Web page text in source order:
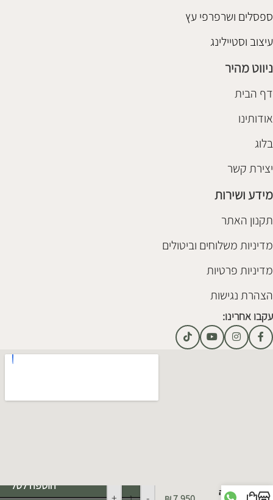
ספסלים ושרפרפי עץ
עיצוב וסטיילינג
ניווט מהיר
דף הבית
אודותינו
בלוג
יצירת קשר
מידע ושירות
תקנון האתר
מדיניות משלוחים וביטולים
מדיניות פרטיות
הצהרת נגישות
עקבו אחרינו:
ספה
הוספה לסל